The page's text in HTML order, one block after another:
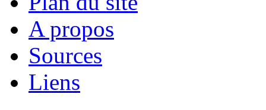
A propos
Sources
Liens